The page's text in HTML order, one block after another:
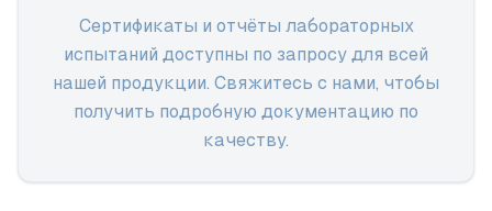
Сертификаты и отчёты лабораторных
испытаний доступны по запросу для всей
нашей продукции. Свяжитесь с нами, чтобы
получить подробную документацию по
качеству.